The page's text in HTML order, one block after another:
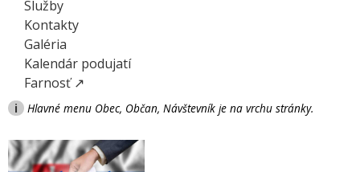
Služby
Kontakty
Galéria
Kalendár podujatí
Farnosť ↗
i Hlavné menu Obec, Občan, Návštevník je na vrchu stránky.